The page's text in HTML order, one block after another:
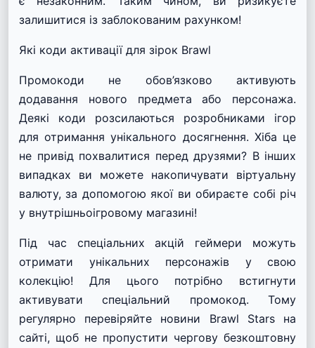
залишитися із заблокованим рахунком!
Які коди активації для зірок Brawl
Промокоди не обов’язково активують
додавання нового предмета або персонажа.
Деякі коди розсилаються розробниками ігор
для отримання унікального досягнення. Хіба це
не привід похвалитися перед друзями? В інших
випадках ви можете накопичувати віртуальну
валюту, за допомогою якої ви обираєте собі річ
у внутрішньоігровому магазині!
Під час спеціальних акцій геймери можуть
отримати унікальних персонажів у свою
колекцію! Для цього потрібно встигнути
активувати спеціальний промокод. Тому
регулярно перевіряйте новини Brawl Stars на
сайті, щоб не пропустити чергову безкоштовну